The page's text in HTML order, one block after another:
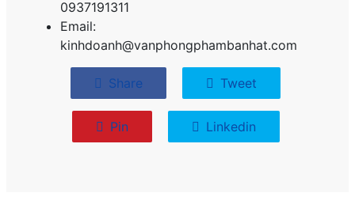
0937191311
Email:
kinhdoanh@vanphongphambanhat.com
Share Tweet
Pin Linkedin